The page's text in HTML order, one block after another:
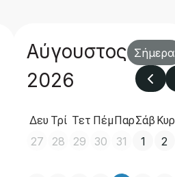
Αύγουστος
2026
Σήμερα
Δευ Τρί Τετ ΠέμΠαρΣάβ Κυρ
27 28 29 30 31 1 2